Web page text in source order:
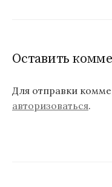
Оставить
Для отправки
авторизоваться.